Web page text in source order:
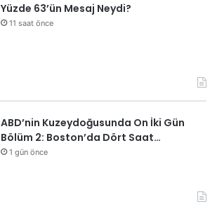
Yüzde 63’ün Mesaj Neydi?
11 saat önce
ABD’nin Kuzeydoğusunda On İki Gün
Bölüm 2: Boston’da Dört Saat…
1 gün önce